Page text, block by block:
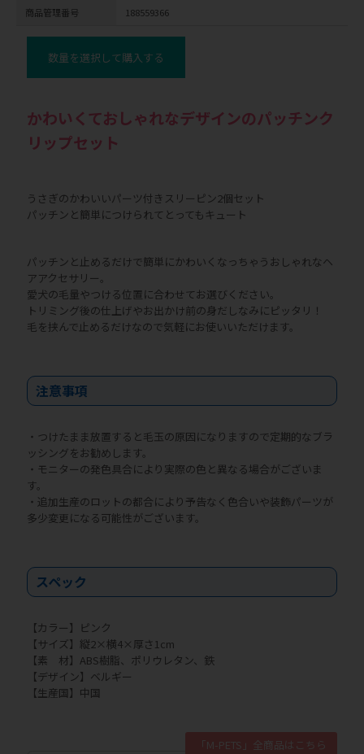
商品管理番号 188559366
数量を選択して購入する
かわいくておしゃれなデザインのパッチンク
リップセット
うさぎのかわいいパーツ付きスリーピン2個セット
パッチンと簡単につけられてとってもキュート
パッチンと止めるだけで簡単にかわいくなっちゃうおしゃれなヘ
アアクセサリー。
愛犬の毛量やつける位置に合わせてお選びください。
トリミング後の仕上げやお出かけ前の身だしなみにピッタリ！
毛を挟んで止めるだけなので気軽にお使いいただけます。
注意事項
・つけたまま放置すると毛玉の原因になりますので定期的なブラ
ッシングをお勧めします。
・モニターの発色具合により実際の色と異なる場合がございま
す。
・追加生産のロットの都合により予告なく色合いや装飾パーツが
多少変更になる可能性がございます。
スペック
【カラー】ピンク
【サイズ】縦2×横4×厚さ1cm
【素 材】ABS樹脂、ポリウレタン、鉄
【デザイン】ベルギー
【生産国】中国
「M-PETS」全商品はこちら